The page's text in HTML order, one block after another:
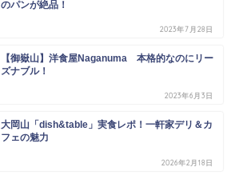
のパンが絶品！
2023年7月28日
【御嶽山】洋食屋Naganuma 本格的なのにリー
ズナブル！
2023年6月3日
大岡山「dish&table」実食レポ！一軒家デリ＆カ
フェの魅力
2026年2月18日